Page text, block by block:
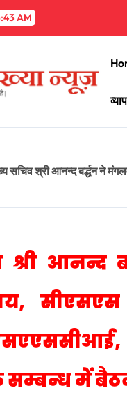
AM
सचिव श्री आनन्द बर्द्धन ने
आनन्द
सीएसएस
में